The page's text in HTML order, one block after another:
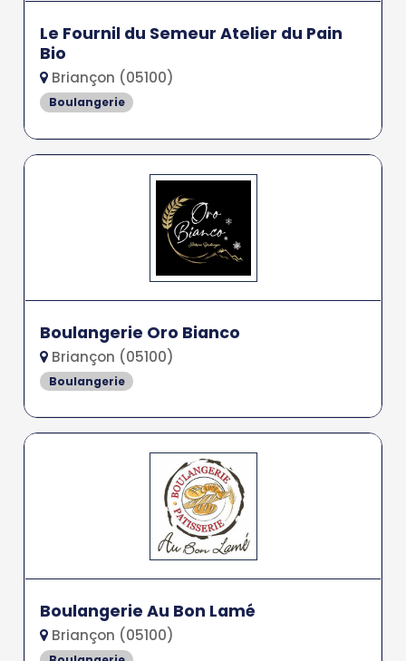
Le Fournil du Semeur Atelier du Pain
Bio
Briançon (05100)
Boulangerie
Boulangerie Oro Bianco
Briançon (05100)
Boulangerie
Boulangerie Au Bon Lamé
Briançon (05100)